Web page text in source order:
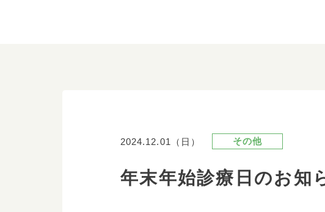
2024.12.01（日） その他
年末年始診療日のお知